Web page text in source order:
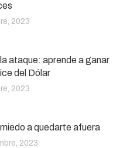
2023
ataque: aprende a ganar
del Dólar
2023
a quedarte afuera
2023